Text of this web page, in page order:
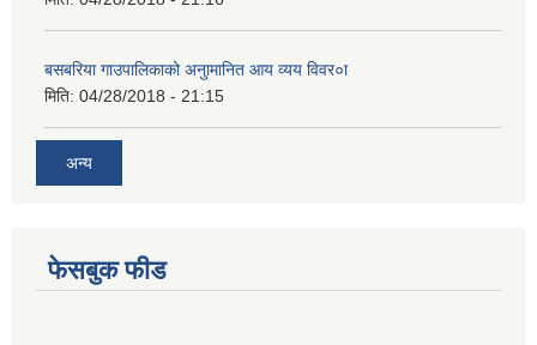
बसबरिया गाउपालिकाको अनुामानित आय व्यय विवर०ा
मिति: 04/28/2018 - 21:15
अन्य
फेसबुक फीड